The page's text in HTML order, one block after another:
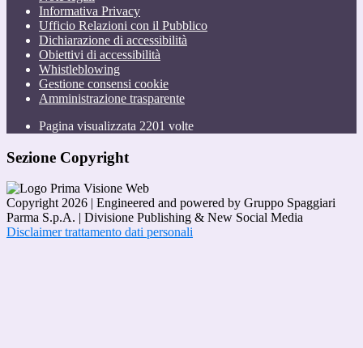
Informativa Privacy
Ufficio Relazioni con il Pubblico
Dichiarazione di accessibilità
Obiettivi di accessibilità
Whistleblowing
Gestione consensi cookie
Amministrazione trasparente
Pagina visualizzata 2201 volte
Sezione Copyright
Copyright 2026 | Engineered and powered by Gruppo Spaggiari
Parma S.p.A. | Divisione Publishing & New Social Media
Disclaimer trattamento dati personali